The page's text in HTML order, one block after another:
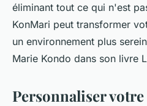
éliminant tout ce qui n'est
KonMari peut transformer
un environnement plus
Marie Kondo dans son livre
Personnaliser